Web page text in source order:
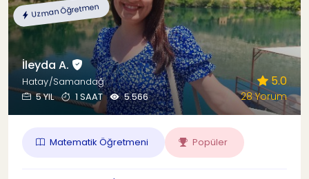
Uzman Öğretmen
İleyda A.
Hatay/Samandağ
5 YIL
1 SAAT 5.566
5.0
28 Yorum
Matematik Öğretmeni Popüler